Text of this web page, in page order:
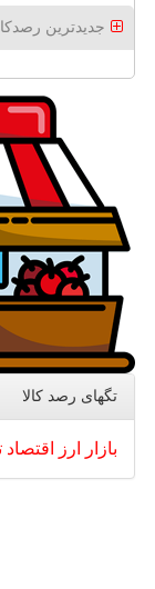
جدیدترین
تگهای رصد كالا
بازار ارز اقتصاد